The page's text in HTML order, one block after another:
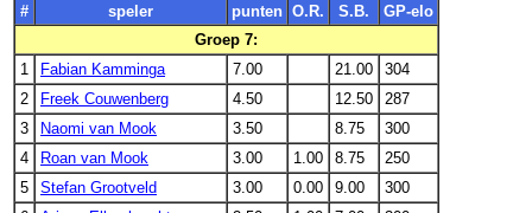
#
speler punten O.R. S.B.
GP-elo
Groep 7:
1
Fabian Kamminga 7.00 21.00
304
2
Freek Couwenberg 4.50 12.50
287
3
Naomi van Mook 3.50 8.75
300
4
Roan van Mook 3.00 1.00 8.75
250
5
Stefan Grootveld 3.00 0.00 9.00
300